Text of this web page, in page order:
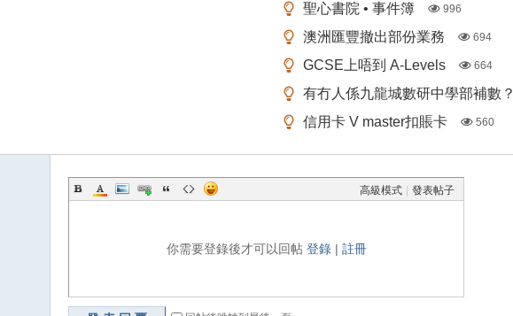
聖心書院 • 事件簿 996
澳洲匯豐撤出部份業務 694
GCSE上唔到 A-Levels 664
有冇人係九龍城數研中學部補數？
信用卡 V master扣賬卡 560
高級模式 發表帖子
你需要登錄後才可以回帖 登錄| 註冊